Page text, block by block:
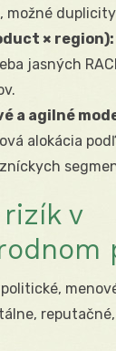
možné
× region):
jasných
a agilné
alokácia
rizík v
politické,